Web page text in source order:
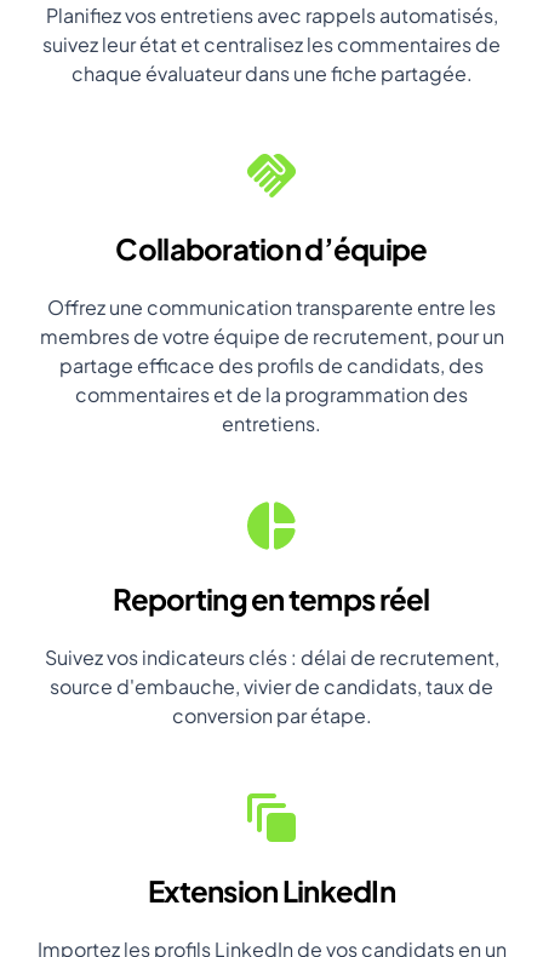
Planifiez vos entretiens avec rappels automatisés,
suivez leur état et centralisez les commentaires de
chaque évaluateur dans une fiche partagée.
Collaboration d’équipe
Offrez une communication transparente entre les
membres de votre équipe de recrutement, pour un
partage efficace des profils de candidats, des
commentaires et de la programmation des
entretiens.
Reporting en temps réel
Suivez vos indicateurs clés : délai de recrutement,
source d'embauche, vivier de candidats, taux de
conversion par étape.
Extension LinkedIn
Importez les profils LinkedIn de vos candidats en un